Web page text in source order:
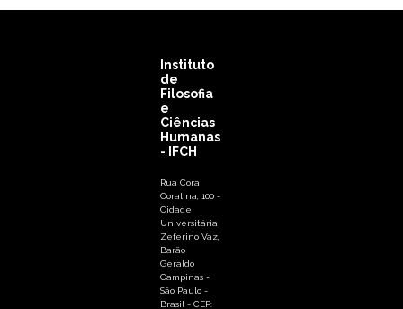
Instituto
de
Filosofia
e
Ciências
Humanas
- IFCH
Rua Cora
Coralina, 100 -
Cidade
Universitária
Zeferino Vaz,
Barão
Geraldo
Campinas -
São Paulo -
Brasil - CEP: